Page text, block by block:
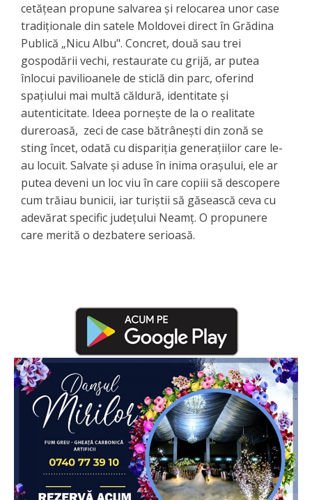
cetățean propune salvarea și relocarea unor case
tradiționale din satele Moldovei direct în Grădina
Publică „Nicu Albu". Concret, două sau trei
gospodării vechi, restaurate cu grijă, ar putea
înlocui pavilioanele de sticlă din parc, oferind
spațiului mai multă căldură, identitate și
autenticitate. Ideea pornește de la o realitate
dureroasă, zeci de case bătrânești din zonă se
sting încet, odată cu dispariția generațiilor care le-
au locuit. Salvate și aduse în inima orașului, ele ar
putea deveni un loc viu în care copiii să descopere
cum trăiau bunicii, iar turiștii să găsească ceva cu
adevărat specific județului Neamț. O propunere
care merită o dezbatere serioasă.